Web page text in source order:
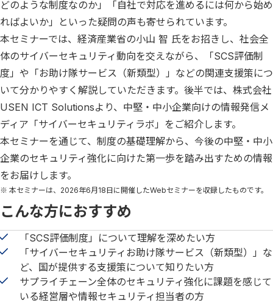
どのような制度なのか」「自社で対応を進めるには何から始め
ればよいか」といった疑問の声も寄せられています。
本セミナーでは、経済産業省の小山 智 氏をお招きし、社会全
体のサイバーセキュリティ動向を交えながら、「SCS評価制
度」や「お助け隊サービス（新類型）」などの関連支援策につ
いて分かりやすく解説していただきます。後半では、株式会社
USEN ICT Solutionsより、中堅・中小企業向けの情報発信メ
ディア「サイバーセキュリティラボ」をご紹介します。
本セミナーを通じて、制度の基礎理解から、今後の中堅・中小
企業のセキュリティ強化に向けた第一歩を踏み出すための情報
をお届けします。
※ 本セミナーは、2026年6月18日に開催したWebセミナーを収録したものです。
こんな方におすすめ
「SCS評価制度」について理解を深めたい方
「サイバーセキュリティお助け隊サービス（新類型）」な
ど、国が提供する支援策について知りたい方
サプライチェーン全体のセキュリティ強化に課題を感じて
いる経営層や情報セキュリティ担当者の方